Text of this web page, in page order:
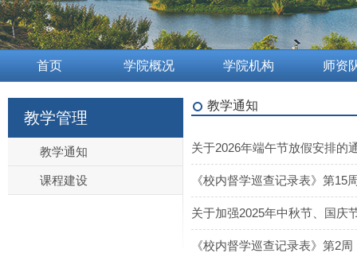
首页 学院概况 学院机构 师资
教学管理
教学通知
课程建设
教学通知
关于2026年端午节放假安排的
《校内督学巡查记录表》第15
关于加强2025年中秋节、国庆
《校内督学巡查记录表》第2